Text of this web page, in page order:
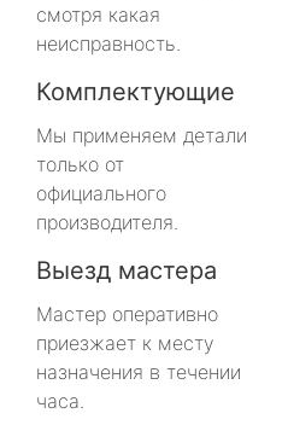
смотря какая
неисправность.
Комплектующие
Мы применяем детали
только от
официального
производителя.
Выезд мастера
Мастер оперативно
приезжает к месту
назначения в течении
часа.